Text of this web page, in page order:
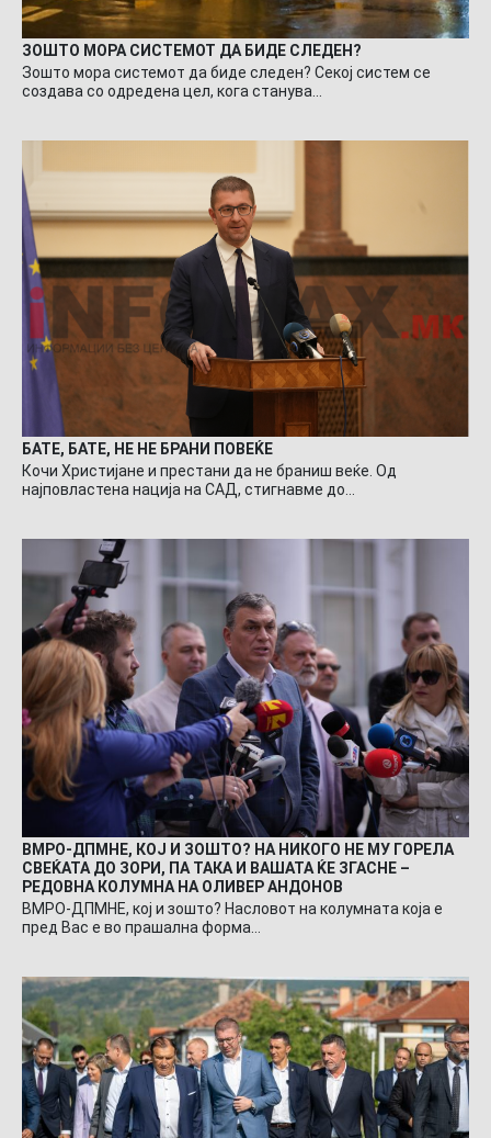
ЗОШТО МОРА СИСТЕМОТ ДА БИДЕ СЛЕДЕН?
Зошто мора системот да биде следен? Секој систем се
создава со одредена цел, кога станува…
БАТЕ, БАТЕ, НЕ НЕ БРАНИ ПОВЕЌЕ
Кочи Христијане и престани да не браниш веќе. Од
најповластена нација на САД, стигнавме до…
ВМРО-ДПМНЕ, КОЈ И ЗОШТО? НА НИКОГО НЕ МУ ГОРЕЛА
СВЕЌАТА ДО ЗОРИ, ПА ТАКА И ВАШАТА ЌЕ ЗГАСНЕ –
РЕДОВНА КОЛУМНА НА ОЛИВЕР АНДОНОВ
ВМРО-ДПМНЕ, кој и зошто? Насловот на колумната која е
пред Вас е во прашална форма…